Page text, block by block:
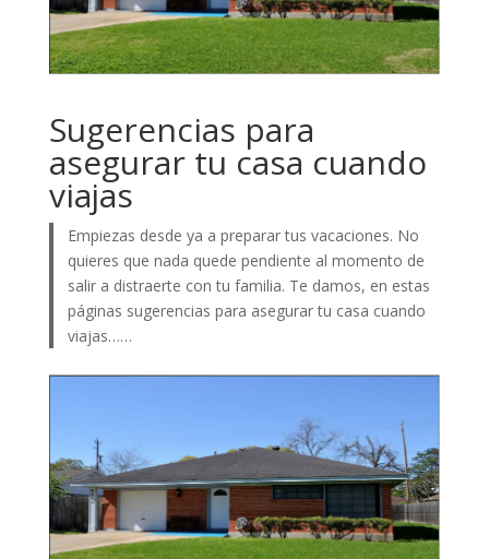
Sugerencias para
asegurar tu casa cuando
viajas
Empiezas desde ya a preparar tus vacaciones. No
quieres que nada quede pendiente al momento de
salir a distraerte con tu familia. Te damos, en estas
páginas sugerencias para asegurar tu casa cuando
viajas……